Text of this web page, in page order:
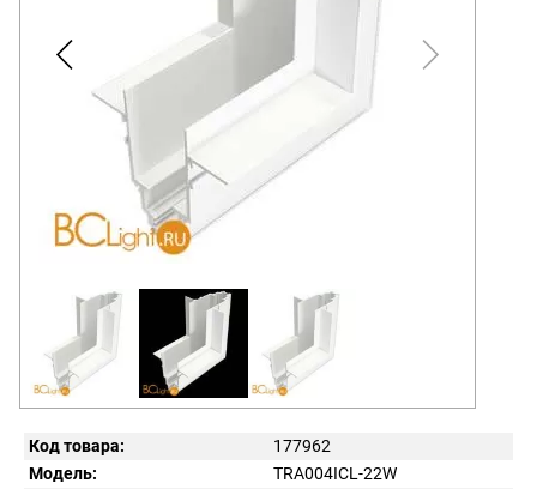
Код товара:
177962
Модель:
TRA004ICL-22W